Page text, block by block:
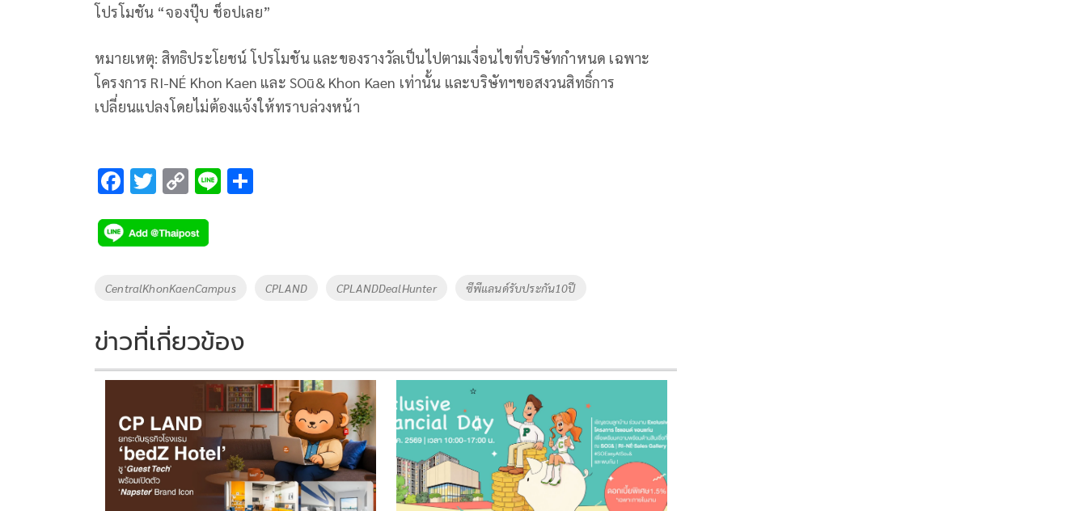
โปรโมชัน “จองปุ๊บ ช็อปเลย”
หมายเหตุ: สิทธิประโยชน์ โปรโมชัน และของรางวัลเป็นไปตามเงื่อนไขที่บริษัทกำหนด เฉพาะ
โครงการ RI-NÉ Khon Kaen และ SOū& Khon Kaen เท่านั้น และบริษัทฯขอสงวนสิทธิ์การ
เปลี่ยนแปลงโดยไม่ต้องแจ้งให้ทราบล่วงหน้า
F
e
b
o
k
T
tt
er
C
p
y
Li
k
Li
Tags
CentralKhonKaenCampus CPLAND CPLANDDealHunter ซีพีแลนด์รับประกัน10ปี
ข่าวที่เกี่ยวข้อง